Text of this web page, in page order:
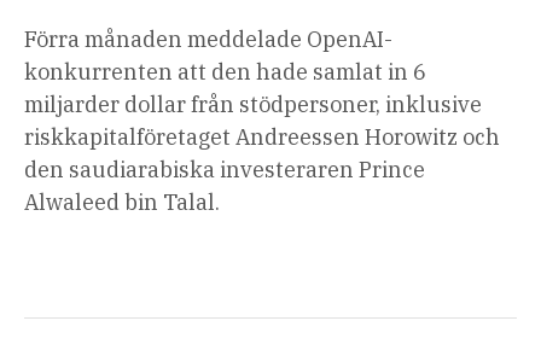
Förra månaden meddelade OpenAI-
konkurrenten att den hade samlat in 6
miljarder dollar från stödpersoner, inklusive
riskkapitalföretaget Andreessen Horowitz och
den saudiarabiska investeraren Prince
Alwaleed bin Talal.